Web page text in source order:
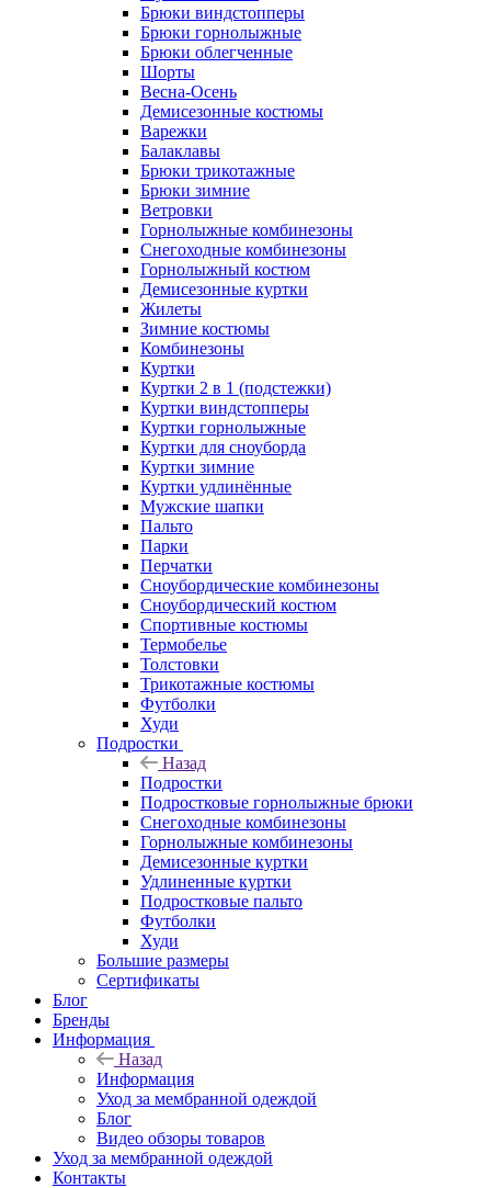
Брюки виндстопперы
Брюки горнолыжные
Брюки облегченные
Шорты
Весна-Осень
Демисезонные костюмы
Варежки
Балаклавы
Брюки трикотажные
Брюки зимние
Ветровки
Горнолыжные комбинезоны
Снегоходные комбинезоны
Горнолыжный костюм
Демисезонные куртки
Жилеты
Зимние костюмы
Комбинезоны
Куртки
Куртки 2 в 1 (подстежки)
Куртки виндстопперы
Куртки горнолыжные
Куртки для сноуборда
Куртки зимние
Куртки удлинённые
Мужские шапки
Пальто
Парки
Перчатки
Сноубордические комбинезоны
Сноубордический костюм
Спортивные костюмы
Термобелье
Толстовки
Трикотажные костюмы
Футболки
Худи
Подростки
Назад
Подростки
Подростковые горнолыжные брюки
Снегоходные комбинезоны
Горнолыжные комбинезоны
Демисезонные куртки
Удлиненные куртки
Подростковые пальто
Футболки
Худи
Большие размеры
Сертификаты
Блог
Бренды
Информация
Назад
Информация
Уход за мембранной одеждой
Блог
Видео обзоры товаров
Уход за мембранной одеждой
Контакты